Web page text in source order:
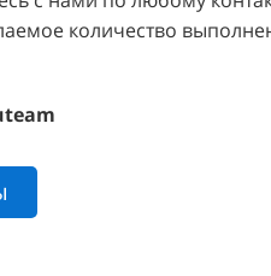
количество